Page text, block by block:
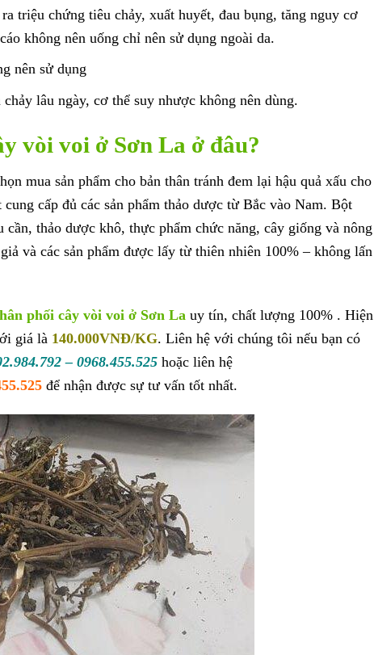
triệu chứng tiêu chảy, xuất huyết, đau bụng, tăng nguy cơ
không nên uống chỉ nên sử dụng ngoài da.
nên sử dụng
lâu ngày, cơ thể suy nhược không nên dùng.
vòi voi ở Sơn La ở đâu?
mua sản phẩm cho bản thân tránh đem lại hậu quả xấu cho
cấp đủ các sản phẩm thảo dược từ Bắc vào Nam. Bột
thảo dược khô, thực phẩm chức năng, cây giống và nông
và các sản phẩm được lấy từ thiên nhiên 100% – không lấn
phối cây vòi voi ở Sơn La uy tín, chất lượng 100% . Hiện
giá là 140.000VNĐ/KG. Liên hệ với chúng tôi nếu bạn có
– 0968.455.525 hoặc liên hệ
để nhận được sự tư vấn tốt nhất.